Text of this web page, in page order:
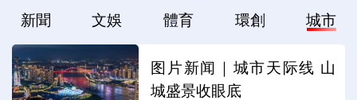
新聞 文娛 體育 環創 城市
图片新闻｜城市天际线 山
城盛景收眼底